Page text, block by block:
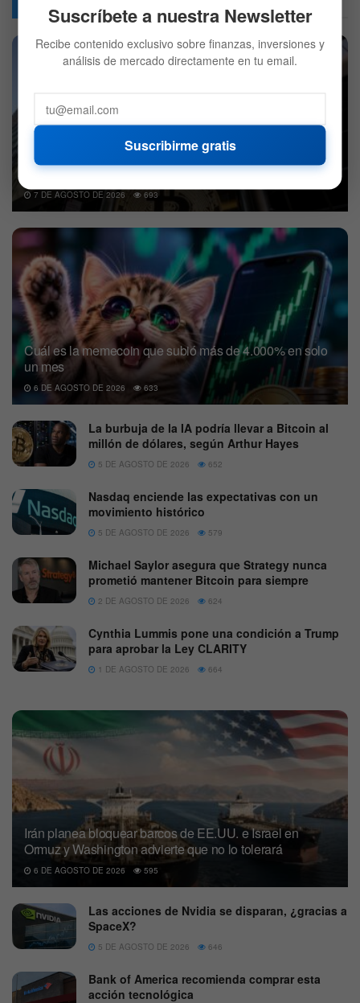
BlackRock decidió vender Bitcoin: ¿Qué compró en su
lugar?
7 DE AGOSTO DE 2026 693
Cuál es la memecoin que subió más de 4.000% en solo
un mes
6 DE AGOSTO DE 2026 633
La burbuja de la IA podría llevar a Bitcoin al
millón de dólares, según Arthur Hayes
5 DE AGOSTO DE 2026 652
Nasdaq enciende las expectativas con un
movimiento histórico
5 DE AGOSTO DE 2026 579
Michael Saylor asegura que Strategy nunca
prometió mantener Bitcoin para siempre
2 DE AGOSTO DE 2026 624
Cynthia Lummis pone una condición a Trump
para aprobar la Ley CLARITY
1 DE AGOSTO DE 2026 664
Irán planea bloquear barcos de EE.UU. e Israel en
Ormuz y Washington advierte que no lo tolerará
6 DE AGOSTO DE 2026 595
Las acciones de Nvidia se disparan, ¿gracias a
SpaceX?
5 DE AGOSTO DE 2026 646
Bank of America recomienda comprar esta
acción tecnológica
Suscríbete a nuestra Newsletter
Recibe contenido exclusivo sobre finanzas, inversiones y
análisis de mercado directamente en tu email.
Suscribirme gratis